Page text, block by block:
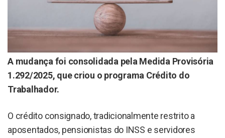
A mudança foi consolidada pela Medida Provisória
1.292/2025, que criou o programa Crédito do
Trabalhador.
O crédito consignado, tradicionalmente restrito a
aposentados, pensionistas do INSS e servidores